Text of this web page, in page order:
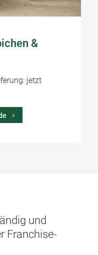
&
jetzt
und
Franchise-